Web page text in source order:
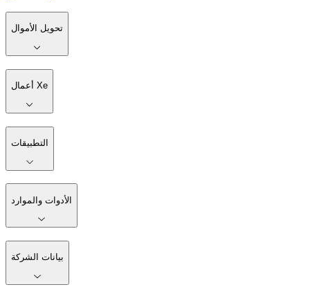
تحويل الأموال
أعمال Xe
التطبيقات
الأدوات والموارد
بيانات الشركة